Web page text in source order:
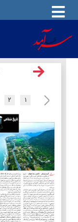
۱ ۲